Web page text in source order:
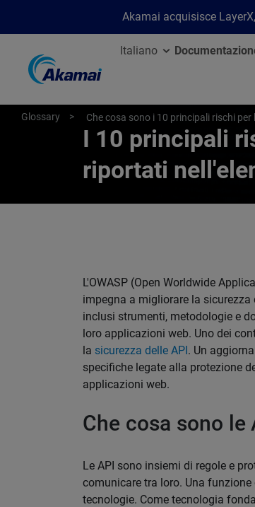
Akamai acquisisce
Italiano
Glossary Che cosa sono i 10 principali rischi
I 10 principali
riportati
L'OWASP (Open Worldwide
impegna a migliorare la sicurezza
inclusi strumenti, metodologie e
loro applicazioni web. Uno dei
la sicurezza delle API. Un
specifiche legate alla protezione
applicazioni web.
Che cosa sono le
Le API sono insiemi di regole e
comunicare tra loro. Una
tecnologie. Come tecnologia